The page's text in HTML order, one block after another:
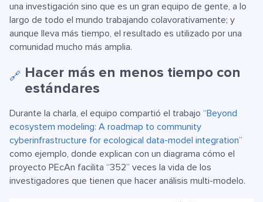
una investigación sino que es un gran equipo de gente, a lo
largo de todo el mundo trabajando colavorativamente; y
aunque lleva más tiempo, el resultado es utilizado por una
comunidad mucho más amplia.
🔗 Hacer más en menos tiempo con
estándares
Durante la charla, el equipo compartió el trabajo “Beyond
ecosystem modeling: A roadmap to community
cyberinfrastructure for ecological data-model integration”
como ejemplo, donde explican con un diagrama cómo el
proyecto PEcAn facilita “352” veces la vida de los
investigadores que tienen que hacer análisis multi-modelo.